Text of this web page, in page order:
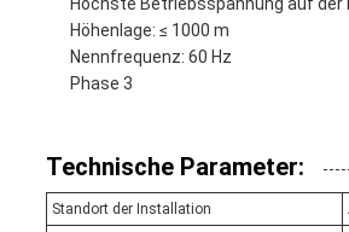
Höchste Betriebsspannung auf der
Höhenlage: ≤ 1000 m
Nennfrequenz: 60 Hz
Phase 3
Technische Parameter:
Standort der Installation